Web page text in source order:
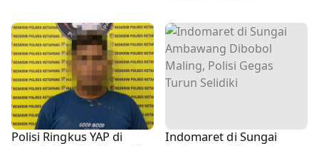
Polisi Ringkus YAP di
Indomaret di Sungai